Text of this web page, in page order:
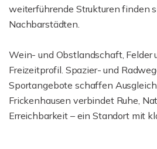
weiterführende Strukturen finden
Nachbarstädten.
Wein- und Obstlandschaft, Felder
Freizeitprofil. Spazier- und
Sportangebote schaffen Ausgleich
Frickenhausen verbindet Ruhe,
Erreichbarkeit – ein Standort mit